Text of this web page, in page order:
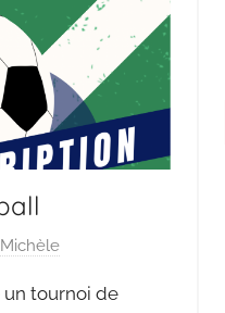
un tournoi de